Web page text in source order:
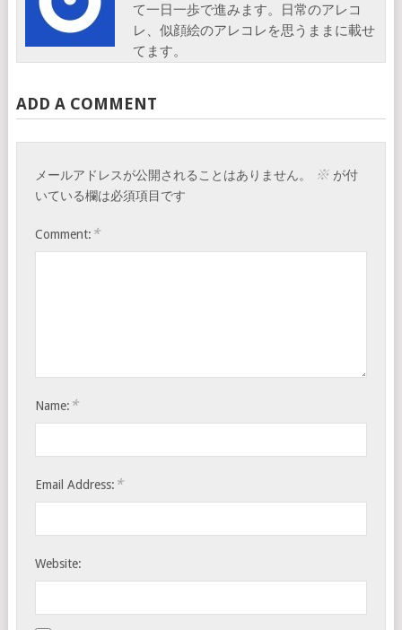
て一日一歩で進みます。日常のアレコ
レ、似顔絵のアレコレを思うままに載せ
てます。
ADD A COMMENT
メールアドレスが公開されることはありません。 ※ が付
いている欄は必須項目です
Comment: *
Name: *
Email Address: *
Website: